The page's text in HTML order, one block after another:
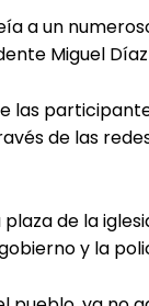
a un
Miguel
las
de las
de la
y la